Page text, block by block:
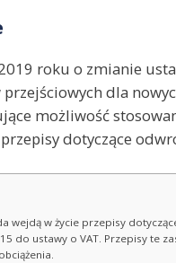
roku o zmianie
dla
możliwość
dotyczące
wejdą w życie przepisy
15 do ustawy o VAT. Przepisy te